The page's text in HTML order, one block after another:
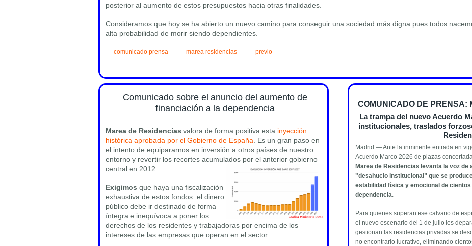
posterior al aumento de estos presupuestos hacia otras finalidades.
Consideramos que hoy se ha abierto un nuevo camino para conseguir una sociedad más digna pues todos
alta probabilidad de morir siendo dependientes.
comunicado prensa marea residencias previo
Comunicado sobre el anuncio del aumento de
financiación a la dependencia
Marea de Residencias valora de forma positiva esta inyección
histórica aprobada por el Gobierno de España . Es un gran paso en
el intento de equipararnos en inversión a otros países de nuestro
entorno y revertir los recortes acumulados por el anterior gobierno
central en 2012.
Exigimos que haya una fiscalización
exhaustiva de estos fondos: el dinero
público debe ir destinado de forma
íntegra e inequívoca a poner los
derechos de los residentes y trabajadoras por encima de los
intereses de las empresas que operan en el sector.
COMUNICADO DE PRENSA:
La trampa del nuevo Acuerdo
institucionales, traslados
Madrid — Ante la inminente entrada en
Acuerdo Marco 2026 de plazas
Marea de Residencias levanta la voz
"desahucio institucional” que se
estabilidad física y emocional de
dependencia.
Para quienes superan ese calvario de
el nuevo escenario del 1 de julio les
gestionan las residencias privadas se
no encontrarlo lucrativo, eliminando